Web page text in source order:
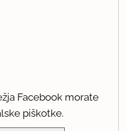
Facebook morate
piškotke.